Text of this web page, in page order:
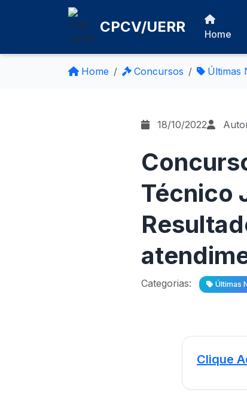
CPCV/UERR Home
Home Concursos Últimas
18/10/2022
Técnico
Categorias: Últimas
Clique